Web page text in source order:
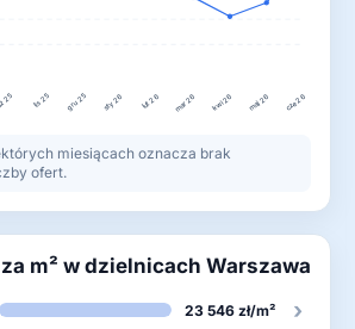
25 lis 25 gru 25 sty 26 lut 26 mar 26 kwi 26 maj 26 cze 26
miesiącach oznacza brak
ofert.
m² w dzielnicach Warszawa
23 546 zł/m² ›